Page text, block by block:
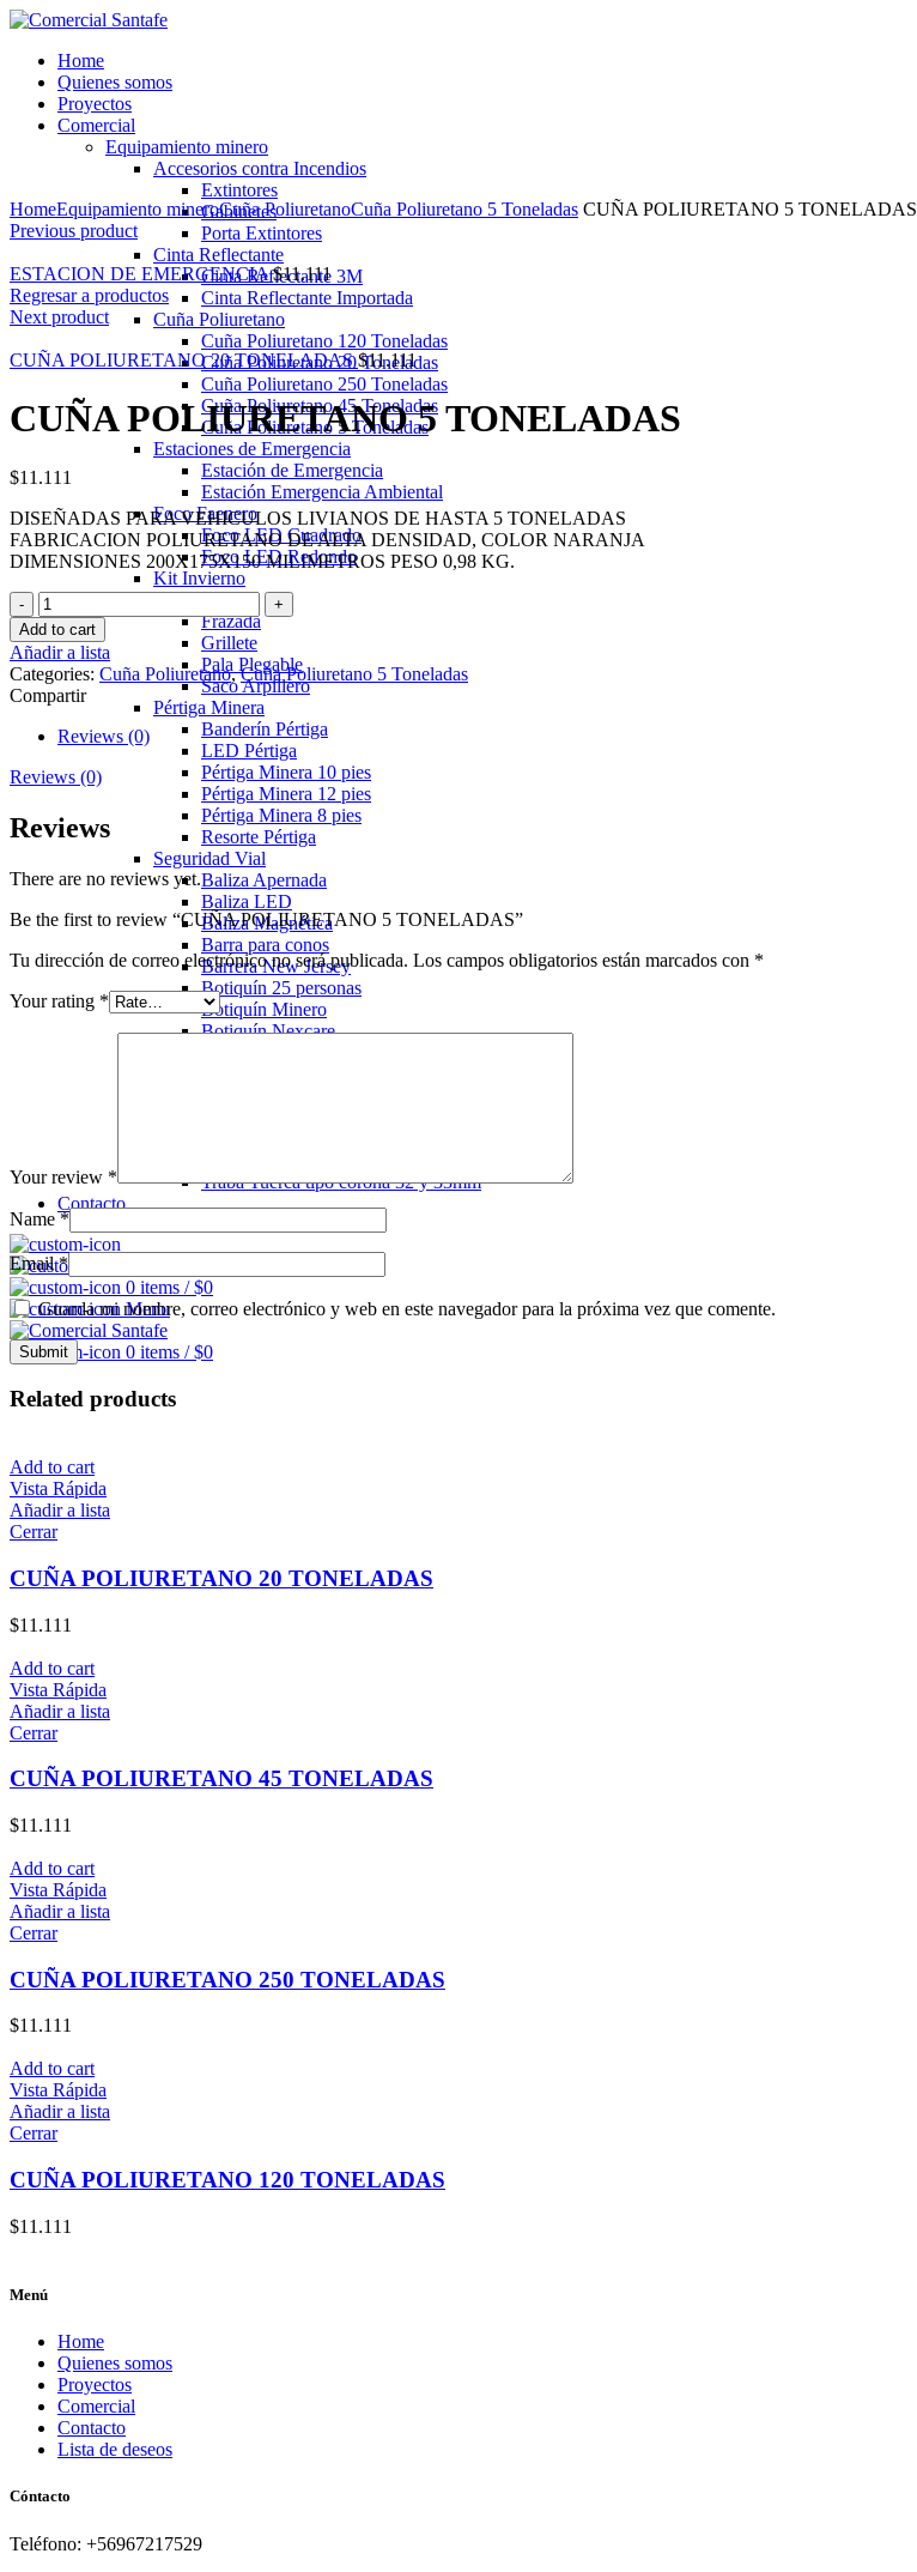
Home
Quienes somos
Proyectos
Comercial
Equipamiento minero
Accesorios contra Incendios
Extintores
Gabinetes
Porta Extintores
Cinta Reflectante
Cinta Reflectante 3M
Cinta Reflectante Importada
Cuña Poliuretano
Cuña Poliuretano 120 Toneladas
Cuña Poliuretano 20 Toneladas
Cuña Poliuretano 250 Toneladas
Cuña Poliuretano 45 Toneladas
Cuña Poliuretano 5 Toneladas
Estaciones de Emergencia
Estación de Emergencia
Estación Emergencia Ambiental
Foco Faenero
Foco LED Cuadrado
Foco LED Redondo
Kit Invierno
Estrobo
Frazada
Grillete
Pala Plegable
Saco Arpillero
Pértiga Minera
Banderín Pértiga
LED Pértiga
Pértiga Minera 10 pies
Pértiga Minera 12 pies
Pértiga Minera 8 pies
Resorte Pértiga
Seguridad Vial
Baliza Apernada
Baliza LED
Baliza Magnética
Barra para conos
Barrera New Jersey
Botiquín 25 personas
Botiquín Minero
Botiquín Nexcare
Traba Tuerca tipo corona 32 y 33mm
Contacto
0 items / $0
Menu
0 items / $0
HomeEquipamiento mineroCuña PoliuretanoCuña Poliuretano 5 Toneladas CUÑA POLIURETANO 5 TONELADAS
Previous product
ESTACION DE EMERGENCIA$11.111
Regresar a productos
Next product
CUÑA POLIURETANO 20 TONELADAS$11.111
CUÑA POLIURETANO 5 TONELADAS
$11.111
DISEÑADAS PARA VEHICULOS LIVIANOS DE HASTA 5 TONELADAS
FABRICACION POLIURETANO DE ALTA DENSIDAD, COLOR NARANJA
DIMENSIONES 200X175X150 MILIMETROS PESO 0,98 KG.
CUÑA
POLIURETANO
5
TONELADAS
quantity
Add to cart
Añadir a lista
Categories: Cuña Poliuretano, Cuña Poliuretano 5 Toneladas
Compartir
Reviews (0)
Reviews (0)
Reviews
There are no reviews yet.
Be the first to review “CUÑA POLIURETANO 5 TONELADAS”
Tu dirección de correo electrónico no será publicada. Los campos obligatorios están marcados con *
Your rating *
Your review *
Name*
Email*
Guarda mi nombre, correo electrónico y web en este navegador para la próxima vez que comente.
Related products
Add to cart
Vista Rápida
Añadir a lista
Cerrar
CUÑA POLIURETANO 20 TONELADAS
$11.111
Add to cart
Vista Rápida
Añadir a lista
Cerrar
CUÑA POLIURETANO 45 TONELADAS
$11.111
Add to cart
Vista Rápida
Añadir a lista
Cerrar
CUÑA POLIURETANO 250 TONELADAS
$11.111
Add to cart
Vista Rápida
Añadir a lista
Cerrar
CUÑA POLIURETANO 120 TONELADAS
$11.111
Menú
Home
Quienes somos
Proyectos
Comercial
Contacto
Lista de deseos
Cóntacto
Teléfono: +56967217529